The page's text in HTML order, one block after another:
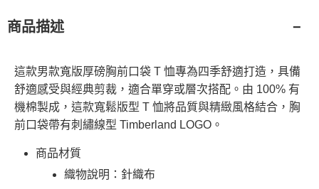
商品描述
這款男款寬版厚磅胸前口袋 T 恤專為四季舒適打造，具備
舒適感受與經典剪裁，適合單穿或層次搭配。由 100% 有
機棉製成，這款寬鬆版型 T 恤將品質與精緻風格結合，胸
前口袋帶有刺繡線型 Timberland LOGO。
商品材質
織物說明：針織布